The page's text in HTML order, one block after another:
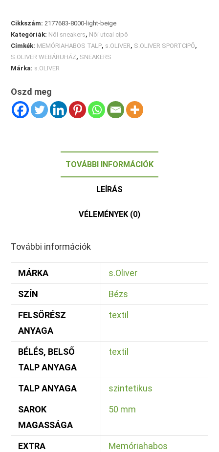
Cikkszám:2177683-8000-light-beige
Kategóriák: Női sneakers, Női utcai cipő
Címkék: MEMÓRIAHABOS TALP, s.OLIVER, S.OLIVER SPORTCIPŐ,
S.OLIVER WEBÁRUHÁZ, SNEAKERS
Márka: s.OLIVER
Oszd meg
TOVÁBBI INFORMÁCIÓK
LEÍRÁS
VÉLEMÉNYEK (0)
További információk
MÁRKA s.Oliver
SZÍN Bézs
FELSŐRÉSZ
ANYAGA
textil
BÉLÉS, BELSŐ
TALP ANYAGA
textil
TALP ANYAGA szintetikus
SAROK
MAGASSÁGA
50 mm
EXTRA Memóriahabos